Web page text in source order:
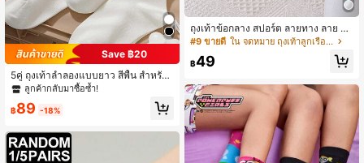
Save ฿20
5คู่ ถุงเท้าลำลองแบบยาว สีพื้น สำหรับ
ทุกฤดู, ฤดูใบไม้ร่วง
ลูกค้ากลับมาซื้อซ้ำ!
฿89 -18%
ถุงเท้าข้อกลาง สปอร์ต ลายทาง ลาย ตัว
อักษร แจ๊กการ์ด
#9 ขายดี ใน จดหมาย ถุงเท้าลูกเรือผู้หญิง
฿49